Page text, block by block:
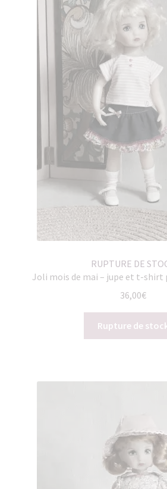
RUPTURE DE
Joli mois de mai – jupe et t-shirt
36,00€
Rupture de